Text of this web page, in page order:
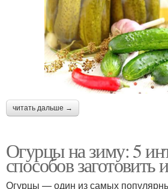
читать дальше →
Огурцы на зиму: 5
способов
Огурцы — один из самых